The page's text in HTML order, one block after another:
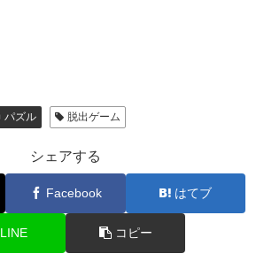
パズル 脱出ゲーム
シェアする
Facebook はてブ
LINE コピー